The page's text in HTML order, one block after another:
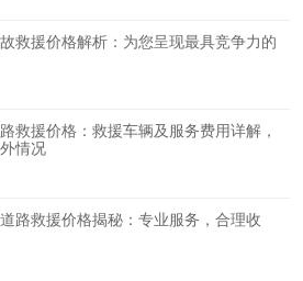
救援价格解析：为您呈现最具竞争力的
救援价格：救援车辆及服务费用详解，
情况
路救援价格揭秘：专业服务，合理收